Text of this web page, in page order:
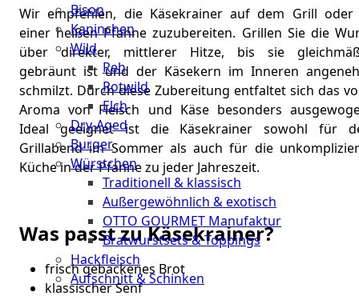
Bison
Kaninchen
Wild
Reh
Rotwild
Elch
Dry-Aged
Burger
Würstchen
Traditionell & klassisch
Außergewöhnlich & exotisch
OTTO GOURMET Manufaktur
Bratwurstsets & Toppings
Hackfleisch
Aufschnitt & Schinken
Wir empfehlen, die Käsekrainer auf dem Grill oder
einer heißen Pfanne zuzubereiten. Grillen Sie die
über direkter, mittlerer Hitze, bis sie
gebräunt ist und der Käsekern im Inneren
schmilzt. Durch diese Zubereitung entfaltet sich das
Aroma von Fleisch und Käse besonders
Ideal geeignet ist die Käsekrainer sowohl für
Grillabend im Sommer als auch für die
Küche in der Pfanne zu jeder Jahreszeit.
Was passt zu Käsekrainer?
frisch gebackenes Brot
klassischer Senf